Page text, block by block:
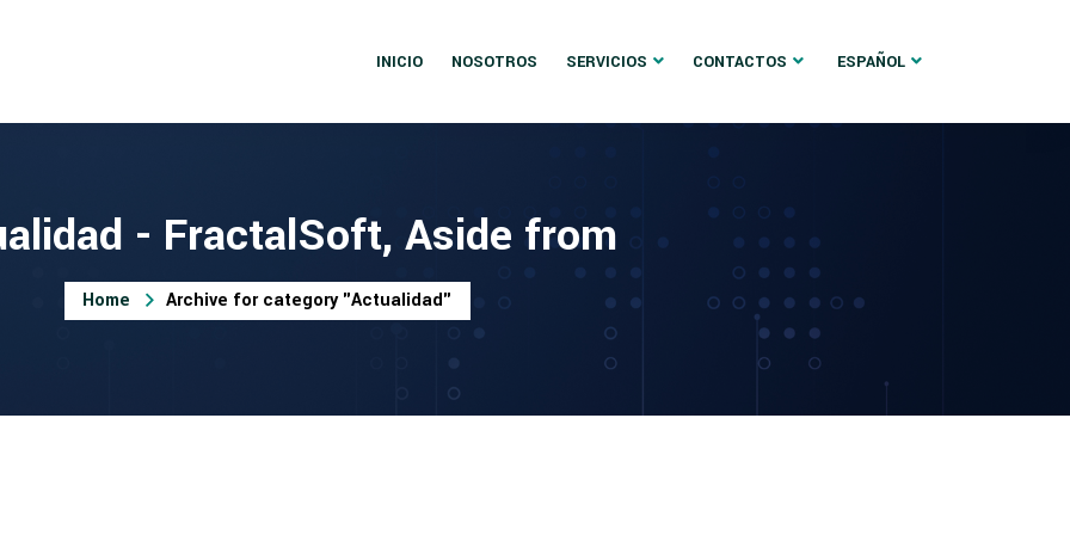
INICIO NOSOTROS SERVICIOS CONTACTOS ESPAÑOL
- FractalSoft, Aside from
Home Archive for category "Actualidad"